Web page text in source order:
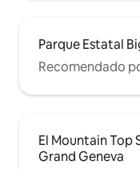
Parque Estatal
Recomendado
El Mountain Top
Grand Geneva